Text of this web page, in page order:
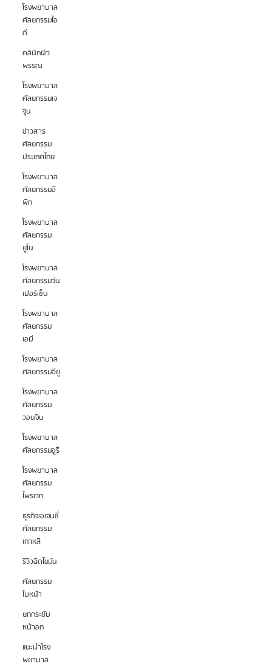
โรงพยาบาล
ศัลยกรรมไอ
ดี
คลินิกผิว
พรรณ
โรงพยาบาล
ศัลยกรรมเจ
จุน
ข่าวสาร
ศัลยกรรม
ประเทศไทย
โรงพยาบาล
ศัลยกรรมอี
พิก
โรงพยาบาล
ศัลยกรรม
ยูโน
โรงพยาบาล
ศัลยกรรมวัน
เปอร์เซ็น
โรงพยาบาล
ศัลยกรรม
เอบี
โรงพยาบาล
ศัลยกรรมอียู
โรงพยาบาล
ศัลยกรรม
วอนจิน
โรงพยาบาล
ศัลยกรรมอูรี
โรงพยาบาล
ศัลยกรรม
ไพรเวท
ธุรกิจเอเจนซี่
ศัลยกรรม
เกาหลี
รีวิวฉีดไขมัน
ศัลยกรรม
ใบหน้า
ยกกระชับ
หน้าอก
แนะนำโรง
พยาบาล